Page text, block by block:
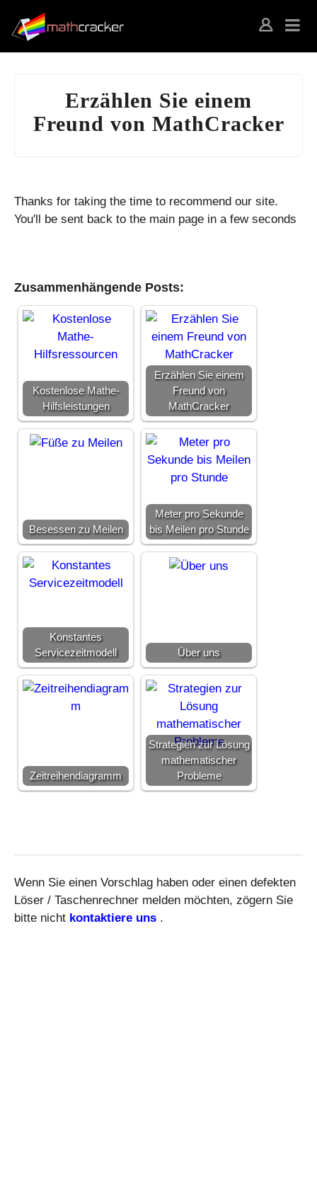
Erzählen Sie einem
Freund von MathCracker
Thanks for taking the time to recommend our site.
You'll be sent back to the main page in a few seconds
Zusammenhängende Posts:
Kostenlose Mathe-
Hilfsleistungen
Erzählen Sie einem
Freund von
MathCracker
Besessen zu Meilen
Meter pro Sekunde
bis Meilen pro Stunde
Konstantes
Servicezeitmodell
Über uns
Zeitreihendiagramm
Strategien zur Lösung
mathematischer
Probleme
Wenn Sie einen Vorschlag haben oder einen defekten
Löser / Taschenrechner melden möchten, zögern Sie
bitte nicht kontaktiere uns .